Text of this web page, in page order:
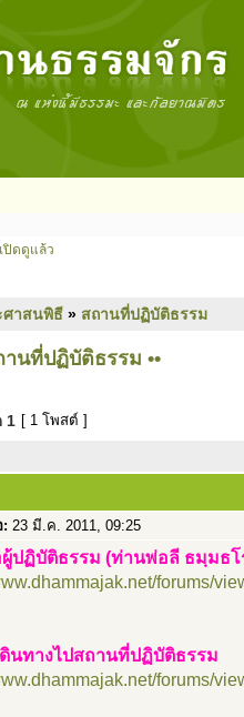
ปิดดูแล้ว
ศาสนพิธี » สถานที่ปฏิบัติธรรม
านที่ปฏิบัติธรรม ••
1 [ 1 โพสต์ ]
: 23 มี.ค. 2011, 09:25
ปฏิบัติธรรม (ท่านพ่อลี ธมฺมธโ
forums/
ดินทางไปสถานที่ปฏิบัติธรรม
forums/